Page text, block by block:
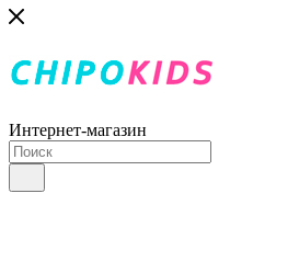
Интернет-магазин